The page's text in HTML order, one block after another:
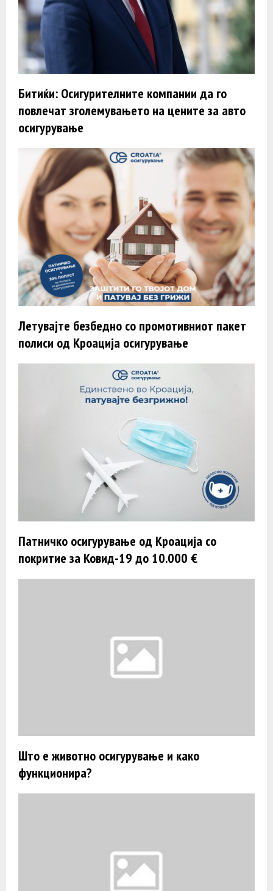
Битиќи: Осигурителните компании да го
повлечат зголемувањето на цените за авто
осигурување
Летувајте безбедно со промотивниот пакет
полиси од Кроација осигурување
Патничко осигурување од Кроација со
покритие за Ковид-19 до 10.000 €
Што е животно осигурување и како
функционира?